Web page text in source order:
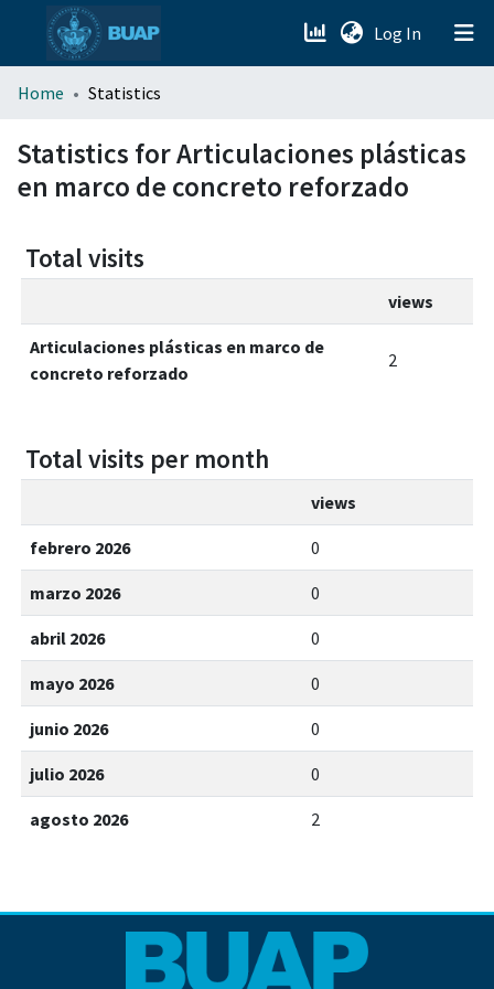
Log In (current)
menu.section.about_menu
All of DSpace
Home Statistics
Statistics for Articulaciones plásticas
en marco de concreto reforzado
Total visits
views
Articulaciones plásticas en marco de
concreto reforzado
2
Total visits per month
views
febrero 2026 0
marzo 2026 0
abril 2026 0
mayo 2026 0
junio 2026 0
julio 2026 0
agosto 2026 2